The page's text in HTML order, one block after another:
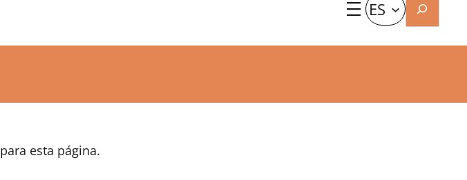
ES
esta página.